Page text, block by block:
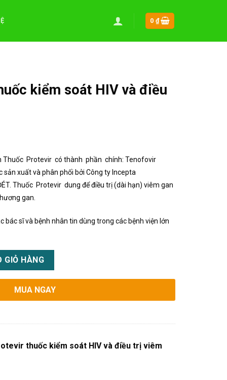
0 ₫
kiểm soát HIV và điều
Thuốc Protevir có thành phần chính: Tenofovir
xuất và phân phối bởi Công ty Incepta
Thuốc Protevir dung để điều trị (dài hạn) viêm gan
gan.
bác sĩ và bệnh nhân tin dùng trong các bệnh viện lớn
và điều trị viêm gan B số lượng
GIỎ HÀNG
MUA NGAY
thuốc kiểm soát HIV và điều trị viêm